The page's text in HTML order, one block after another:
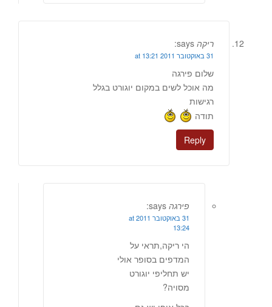
ריקה says:
31 באוקטובר 2011 at 13:21
שלום פירגה
מה אוכל לשים במקום יוגורט בגלל
רגישות
תודה
Reply
פירגה says:
31 באוקטובר 2011 at
13:24
הי ריקה,תראי על
המדפים בסופר אולי
יש תחליפי יוגורט
מסויה?